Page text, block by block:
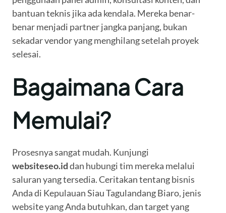
bantuan teknis jika ada kendala. Mereka benar-
benar menjadi partner jangka panjang, bukan
sekadar vendor yang menghilang setelah proyek
selesai.
Bagaimana Cara
Memulai?
Prosesnya sangat mudah. Kunjungi
websiteseo.iddan hubungi tim mereka melalui
saluran yang tersedia. Ceritakan tentang bisnis
Anda di Kepulauan Siau Tagulandang Biaro, jenis
website yang Anda butuhkan, dan target yang